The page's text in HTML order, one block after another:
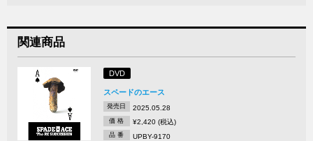
関連商品
DVD
スペードのエース
発売日 2025.05.28
価 格 ¥2,420 (税込)
品 番 UPBY-9170